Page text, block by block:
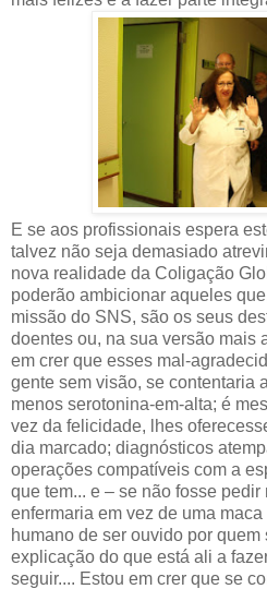
E se aos profissionais espera
talvez não seja demasiado
nova realidade da Coligação
poderão ambicionar aqueles
missão do SNS, são os seus
doentes ou, na sua versão mais
em crer que esses mal-
gente sem visão, se contentaria
menos serotonina-em-alta; é
vez da felicidade, lhes
dia marcado; diagnósticos
operações compatíveis com a
que tem... e – se não fosse
enfermaria em vez de uma
humano de ser ouvido por
explicação do que está ali a
seguir.... Estou em crer que se